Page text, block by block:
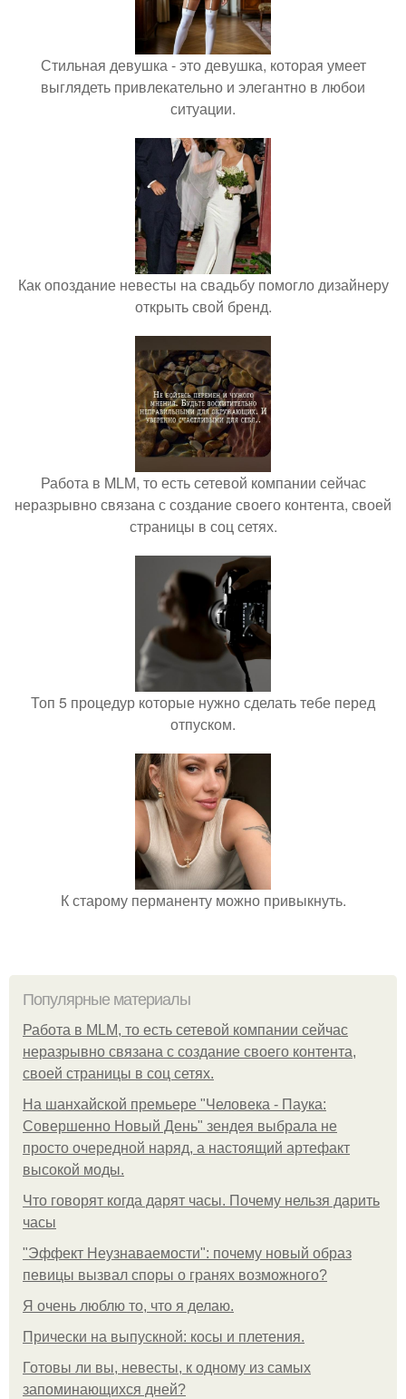
Стильная девушка - это девушка, которая умеет
выглядеть привлекательно и элегантно в любои
ситуации.
Как опоздание невесты на свадьбу помогло дизайнеру
открыть свой бренд.
Работа в MLM, то есть сетевой компании сейчас
неразрывно связана с создание своего контента, своей
страницы в соц сетях.
Топ 5 процедур которые нужно сделать тебе перед
отпуском.
К старому перманенту можно привыкнуть.
Популярные материалы
Работа в MLM, то есть сетевой компании сейчас
неразрывно связана с создание своего контента,
своей страницы в соц сетях.
На шанхайской премьере "Человека - Паука:
Совершенно Новый День" зендея выбрала не
просто очередной наряд, а настоящий артефакт
высокой моды.
Что говорят когда дарят часы. Почему нельзя дарить
часы
"Эффект Неузнаваемости": почему новый образ
певицы вызвал споры о гранях возможного?
Я очень люблю то, что я делаю.
Прически на выпускной: косы и плетения.
Готовы ли вы, невесты, к одному из самых
запоминающихся дней?